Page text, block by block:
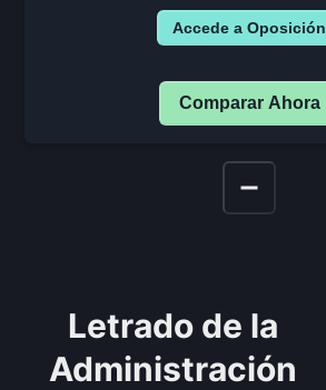
Accede a Oposición
Comparar Ahora
Letrado de la
Administración